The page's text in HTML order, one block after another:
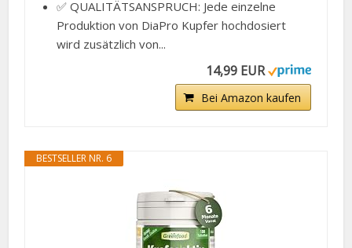
✅ QUALITÄTSANSPRUCH: Jede einzelne
Produktion von DiaPro Kupfer hochdosiert
wird zusätzlich von...
14,99 EUR
Bei Amazon kaufen
BESTSELLER NR. 6